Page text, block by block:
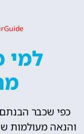
למי
כפי שכבר הבנתם
והנאה מעולמות